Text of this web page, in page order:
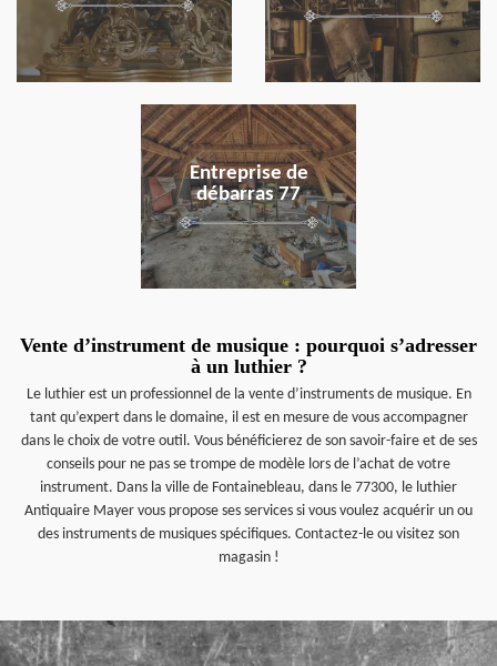
Entreprise de
débarras 77
en savoir plus
Vente d’instrument de musique : pourquoi s’adresser
à un luthier ?
Le luthier est un professionnel de la vente d’instruments de musique. En
tant qu’expert dans le domaine, il est en mesure de vous accompagner
dans le choix de votre outil. Vous bénéficierez de son savoir-faire et de ses
conseils pour ne pas se trompe de modèle lors de l’achat de votre
instrument. Dans la ville de Fontainebleau, dans le 77300, le luthier
Antiquaire Mayer vous propose ses services si vous voulez acquérir un ou
des instruments de musiques spécifiques. Contactez-le ou visitez son
magasin !